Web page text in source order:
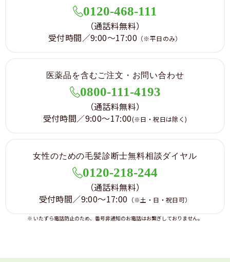
0120-468-111
（通話料無料）
受付時間／9:00～17:00 （※平日のみ）
医薬品を含むご注文・お問い合わせ
0800-111-4193
（通話料無料）
受付時間／9:00～17:00(※日・祝日は除く)
女性のための毛髪診断士無料相談ダイヤル
0120-218-244
（通話料無料）
受付時間／9:00～17:00 （※土・日・祝日可）
※ いたずら電話防止のため、番号非通知のお電話はお繋ぎしておりません。